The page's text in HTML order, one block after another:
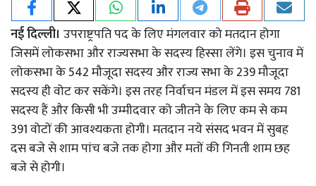
नई दिल्ली। उपराष्ट्रपति पद के लिए मंगलवार को मतदान होगा
जिसमें लोकसभा और राज्यसभा के सदस्य हिस्सा लेंगे। इस चुनाव में
लोकसभा के 542 मौजूदा सदस्य और राज्य सभा के 239 मौजूदा
सदस्य ही वोट कर सकेंगे। इस तरह निर्वाचन मंडल में इस समय 781
सदस्य हैं और किसी भी उम्मीदवार को जीतने के लिए कम से कम
391 वोटों की आवश्यकता होगी। मतदान नये संसद भवन में सुबह
दस बजे से शाम पांच बजे तक होगा और मतों की गिनती शाम छह
बजे से होगी।